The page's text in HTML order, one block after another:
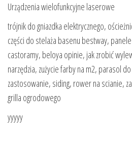
Urządzenia wielofunkcyjne laserowe
trójnik do gniazdka elektrycznego,
części do stelaża basenu bestway,
castoramy, beloya opinie, jak zrobić
narzędzia, zużycie farby na m2, parasol
zastosowanie, siding, rower na scianie,
grilla ogrodowego
yyyyy